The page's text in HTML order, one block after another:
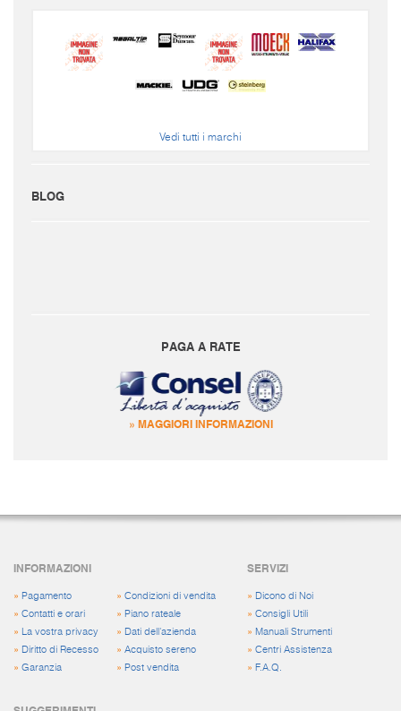
Vedi tutti i marchi
BLOG
PAGA A RATE
» MAGGIORI INFORMAZIONI
INFORMAZIONI
» Pagamento
» Contatti e orari
»
La vostra privacy
» Diritto di Recesso
» Garanzia
» Condizioni di vendita
» Piano rateale
» Dati dell'azienda
» Acquisto sereno
» Post vendita
SERVIZI
» Dicono di Noi
»Consigli Utili
» Manuali Strumenti
»Centri Assistenza
» F.A.Q.